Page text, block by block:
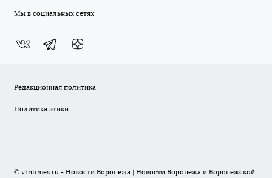
Мы в социальных сетях
Редакционная политика
Политика этики
© vrntimes.ru - Новости Воронежа | Новости Воронежа и Воронежской